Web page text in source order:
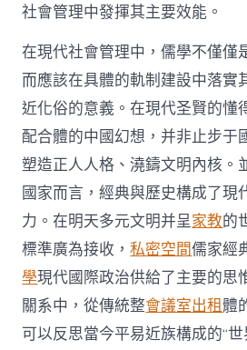
社會管理中發揮其主要效能。
在現代社會管理中，儒學不僅僅
而應該在具體的軌制建設中落實
近化俗的意義。在現代圣賢的懂
配合體的中國幻想，并非止步于
塑造正人人格、澆鑄文明內核。
國家而言，經典與歷史構成了現
力。在明天多元文明并呈家教的
標準廣為接收，私密空間儒家經
學現代國際政治供給了主要的思
關系中，從傳統整會議室出租體
可以反思當今平易近族構成的“世